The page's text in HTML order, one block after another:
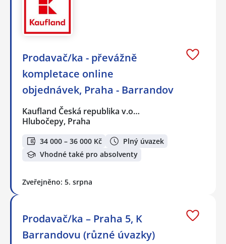
Prodavač/ka - převážně
kompletace online
objednávek, Praha - Barrandov
Kaufland Česká republika v.o…
Hlubočepy, Praha
34 000 – 36 000 Kč
Plný úvazek
Vhodné také pro absolventy
Zveřejněno: 5. srpna
Prodavač/ka – Praha 5, K
Barrandovu (různé úvazky)